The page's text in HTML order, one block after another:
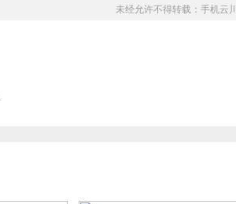
未经允许不得转载： 手机云